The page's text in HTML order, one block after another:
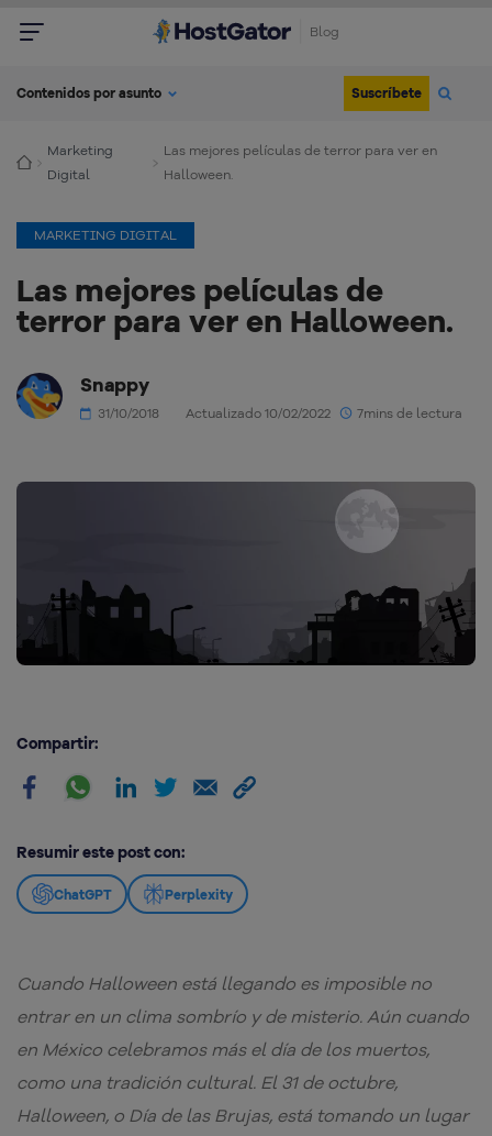
Blog
Contenidos por asunto Suscríbete
Marketing
Digital
Las mejores películas de terror para ver en
Halloween.
MARKETING DIGITAL
Las mejores películas de
terror para ver en Halloween.
Snappy
31/10/2018 Actualizado 10/02/2022 7mins de lectura
Compartir:
Resumir este post con:
ChatGPT Perplexity
Cuando Halloween está llegando es imposible no
entrar en un clima sombrío y de misterio. Aún cuando
en México celebramos más el día de los muertos,
como una tradición cultural. El 31 de octubre,
Halloween, o Día de las Brujas, está tomando un lugar